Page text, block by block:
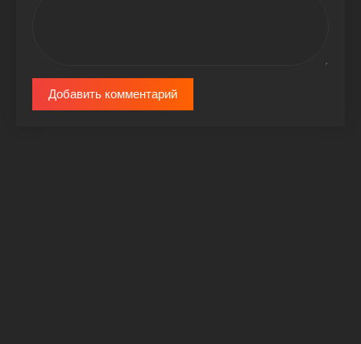
Добавить комментарий